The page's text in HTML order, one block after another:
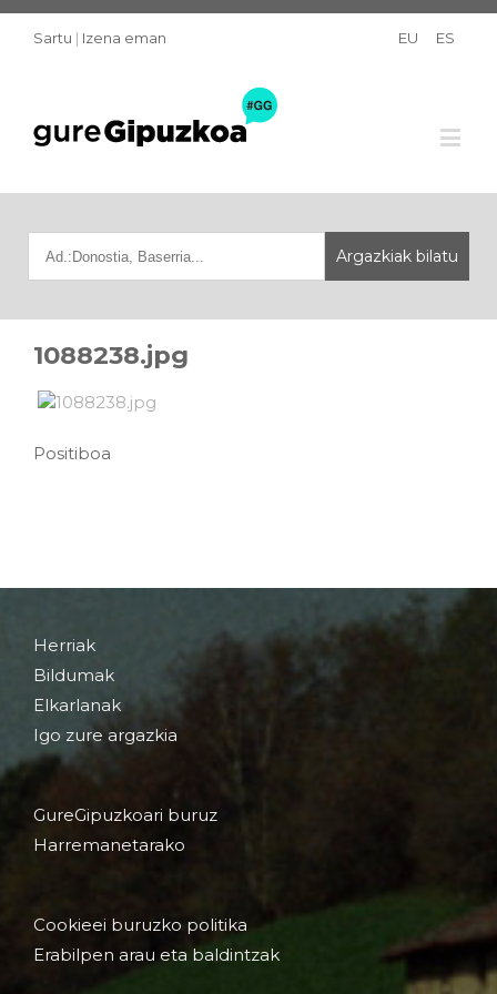
Sartu | Izena eman EU ES
1088238.jpg
Positiboa
Herriak
Bildumak
Elkarlanak
Igo zure argazkia
GureGipuzkoari buruz
Harremanetarako
Cookieei buruzko politika
Erabilpen arau eta baldintzak